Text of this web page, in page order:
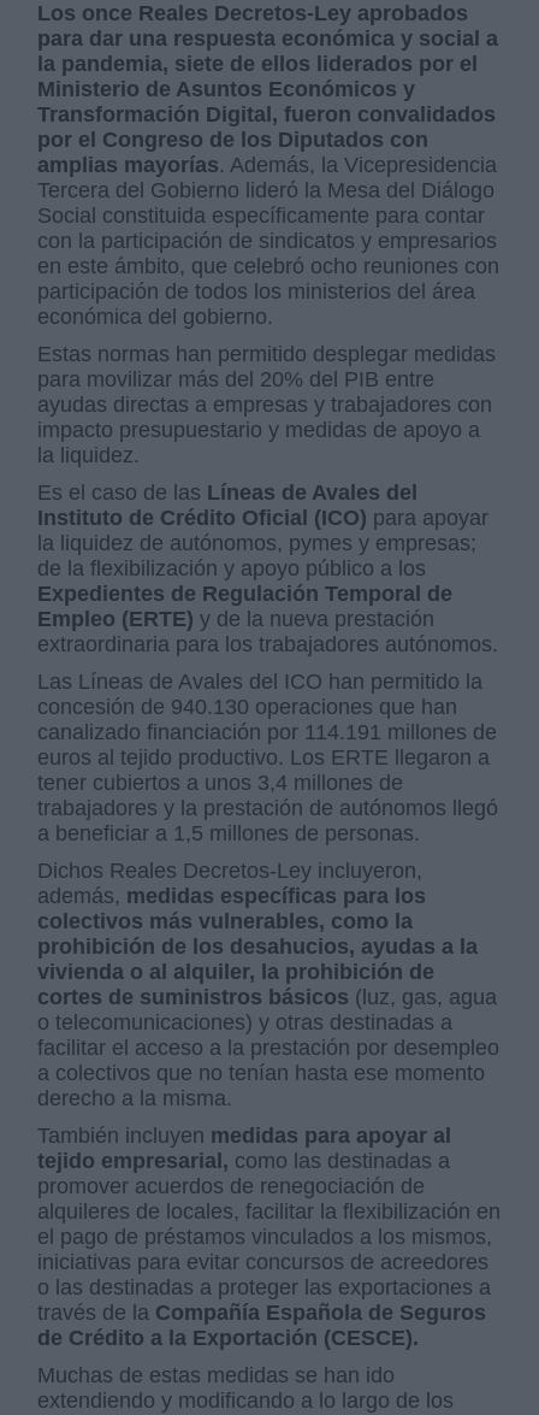
Los once Reales Decretos-Ley aprobados
para dar una respuesta económica y social a
la pandemia, siete de ellos liderados por el
Ministerio de Asuntos Económicos y
Transformación Digital, fueron convalidados
por el Congreso de los Diputados con
amplias mayorías. Además, la Vicepresidencia
Tercera del Gobierno lideró la Mesa del Diálogo
Social constituida específicamente para contar
con la participación de sindicatos y empresarios
en este ámbito, que celebró ocho reuniones con
participación de todos los ministerios del área
económica del gobierno.
Estas normas han permitido desplegar medidas
para movilizar más del 20% del PIB entre
ayudas directas a empresas y trabajadores con
impacto presupuestario y medidas de apoyo a
la liquidez.
Es el caso de las Líneas de Avales del
Instituto de Crédito Oficial (ICO) para apoyar
la liquidez de autónomos, pymes y empresas;
de la flexibilización y apoyo público a los
Expedientes de Regulación Temporal de
Empleo (ERTE) y de la nueva prestación
extraordinaria para los trabajadores autónomos.
Las Líneas de Avales del ICO han permitido la
concesión de 940.130 operaciones que han
canalizado financiación por 114.191 millones de
euros al tejido productivo. Los ERTE llegaron a
tener cubiertos a unos 3,4 millones de
trabajadores y la prestación de autónomos llegó
a beneficiar a 1,5 millones de personas.
Dichos Reales Decretos-Ley incluyeron,
además, medidas específicas para los
colectivos más vulnerables, como la
prohibición de los desahucios, ayudas a la
vivienda o al alquiler, la prohibición de
cortes de suministros básicos (luz, gas, agua
o telecomunicaciones) y otras destinadas a
facilitar el acceso a la prestación por desempleo
a colectivos que no tenían hasta ese momento
derecho a la misma.
También incluyen medidas para apoyar al
tejido empresarial, como las destinadas a
promover acuerdos de renegociación de
alquileres de locales, facilitar la flexibilización en
el pago de préstamos vinculados a los mismos,
iniciativas para evitar concursos de acreedores
o las destinadas a proteger las exportaciones a
través de la Compañía Española de Seguros
de Crédito a la Exportación (CESCE).
Muchas de estas medidas se han ido
extendiendo y modificando a lo largo de los